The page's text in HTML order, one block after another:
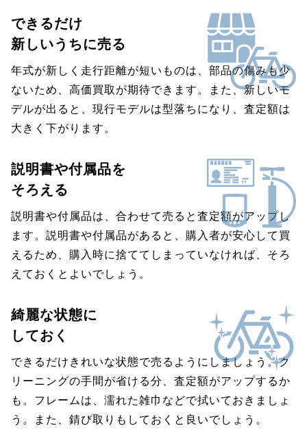
できるだけ
新しいうちに売る
年式が新しく走行距離が短いものは、部品の傷みも少
ないため、高価買取が期待できます。また、新しいモ
デルが出ると、現行モデルは型落ちになり、査定額は
大きく下がります。
説明書や付属品を
そろえる
説明書や付属品は、合わせて売ると査定額がアップし
ます。説明書や付属品があると、購入者が安心して買
えるため、購入時に捨ててしまっていなければ、そろ
えておくとよいでしょう。
綺麗な状態に
しておく
できるだけきれいな状態で売るようにしましょう。ク
リーニングの手間が省ける分、査定額がアップするか
も。フレームは、濡れた雑巾などで拭いておきましょ
う。また、錆び取りもしておくと良いでしょう。